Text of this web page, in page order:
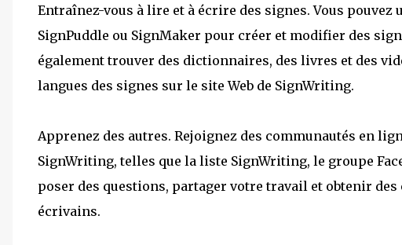
Entraînez-vous à lire et à écrire des signes. Vous
SignPuddle ou SignMaker pour créer et modifier des
également trouver des dictionnaires, des livres et des
langues des signes sur le site Web de SignWriting.
Apprenez des autres. Rejoignez des communautés en
SignWriting, telles que la liste SignWriting, le groupe
poser des questions, partager votre travail et obtenir
écrivains.